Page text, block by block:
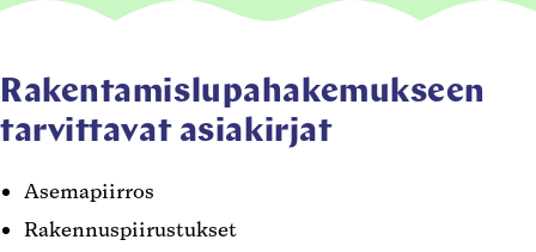
Rakentamislupahakemukseen
tarvittavat asiakirjat
Asemapiirros
Rakennuspiirustukset